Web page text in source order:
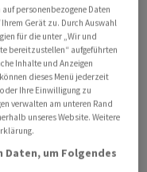
die Hoffnungen auf
Fed im September
schwache
um 11 Uhr 0,31
in dem die 30
personenbezogene Daten
Gerät zu. Durch Auswahl
für die unter „Wir und
bereitzustellen“ aufgeführten
Inhalte und Anzeigen
dieses Menü jederzeit
Ihre Einwilligung zu
verwalten am unteren Rand
unseres Website. Weitere
um Folgendes